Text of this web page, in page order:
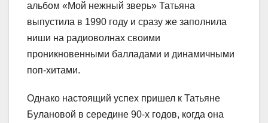
альбом «Мой нежный зверь» Татьяна
выпустила в 1990 году и сразу же заполнила
ниши на радиоволнах своими
проникновенными балладами и динамичными
поп-хитами.
Однако настоящий успех пришел к Татьяне
Булановой в середине 90-х годов, когда она